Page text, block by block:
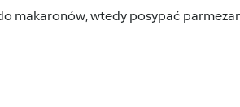
makaronów, wtedy posypać